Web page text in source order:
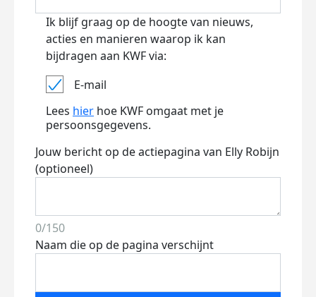
Ik blijf graag op de hoogte van nieuws,
acties en manieren waarop ik kan
bijdragen aan KWF via:
E-mail
Lees hier hoe KWF omgaat met je
persoonsgegevens.
Jouw bericht op de actiepagina van Elly Robijn
(optioneel)
0/150
Naam die op de pagina verschijnt